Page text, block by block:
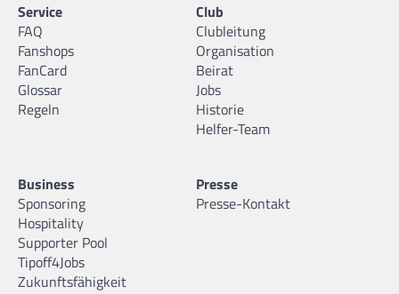
Service
FAQ
Fanshops
FanCard
Glossar
Regeln
Club
Clubleitung
Organisation
Beirat
Jobs
Historie
Helfer-Team
Business
Sponsoring
Hospitality
Supporter Pool
Tipoff4Jobs
Zukunftsfähigkeit
Presse
Presse-Kontakt